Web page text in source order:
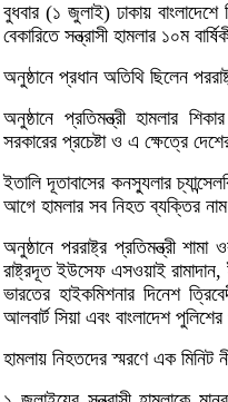
বুধবার (১ জুলাই) ঢাকায়
বেকারিতে সন্ত্রাসী হামলার ১০ম
অনুষ্ঠানে প্রধান অতিথি ছিলেন
অনুষ্ঠানে প্রতিমন্ত্রী হামলার
সরকারের প্রচেষ্টা ও এ ক্ষেত্রে
ইতালি দূতাবাসের কনস্যুলার
আগে হামলার সব নিহত ব্যক্তির
অনুষ্ঠানে পররাষ্ট্র প্রতিমন্ত্রী
রাষ্ট্রদূত ইউসেফ এসওয়াই রামাদান,
ভারতের হাইকমিশনার দিনেশ
আলবার্ট সিয়া এবং বাংলাদেশ
হামলায় নিহতদের স্মরণে এক মিনিট